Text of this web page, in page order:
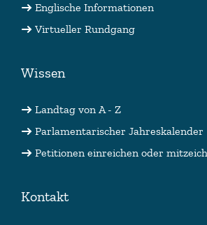
Englische Informationen
Virtueller Rundgang
Wissen
Landtag von A - Z
Parlamentarischer Jahreskalender
Petitionen einreichen oder
Kontakt